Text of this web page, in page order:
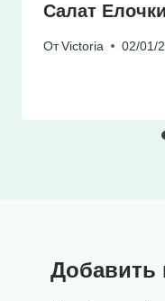
Салат
От Victoria 02/01/
Добавить